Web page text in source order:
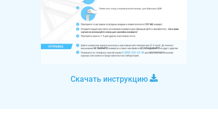
Скачать инструкцию